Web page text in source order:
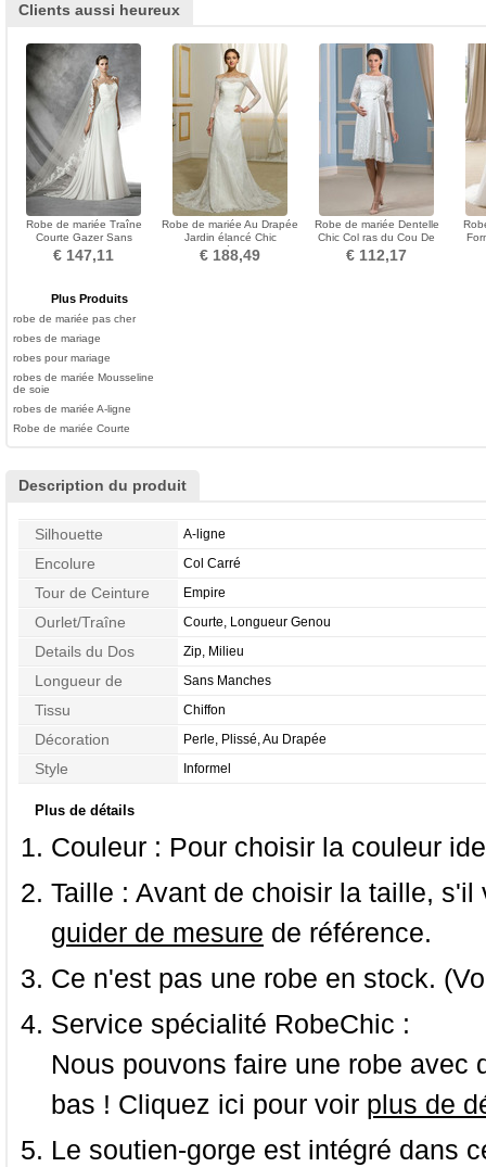
Clients aussi heureux
Robe de mariée Traîne
Courte Gazer Sans
Manches vogue Printemps
€ 147,11
Robe de mariée Au Drapée
Jardin élancé Chic
Fermeture éclair Naturel
taille
€ 188,49
Robe de mariée Dentelle
Chic Col ras du Cou De
plein air Empire
€ 112,17
Plus Produits
robe de mariée pas cher
robes de mariage
robes pour mariage
robes de mariée Mousseline
de soie
robes de mariée A-ligne
Robe de mariée Courte
Description du produit
Silhouette A-ligne
Encolure Col Carré
Tour de Ceinture Empire
Ourlet/Traîne Courte, Longueur Genou
Details du Dos Zip, Milieu
Longueur de
Manches
Sans Manches
Tissu Chiffon
Décoration Perle, Plissé, Au Drapée
Style Informel
Plus de détails
Couleur : Pour choisir la couleur
Taille : Avant de choisir la taille,
guider de mesure de référence.
Ce n'est pas une robe en stock.
Service spécialité RobeChic :
Nous pouvons faire une robe
bas ! Cliquez ici pour voir plus de
Le soutien-gorge est intégré dans